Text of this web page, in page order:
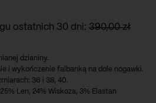
ostatnich 30 dni: 390,00 zł
dzianiny.
i wykończenie falbanką na dole nogawki.
36 i 38, 40.
Len, 24% Wiskoza, 3% Elastan